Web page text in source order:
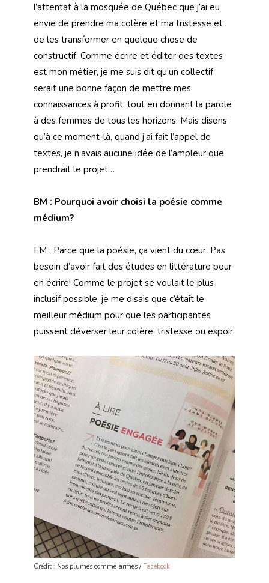
l’attentat à la mosquée de Québec que j’ai eu
envie de prendre ma colère et ma tristesse et
de les transformer en quelque chose de
constructif. Comme écrire et éditer des textes
est mon métier, je me suis dit qu’un collectif
serait une bonne façon de mettre mes
connaissances à profit, tout en donnant la parole
à des femmes de tous les horizons. Mais disons
qu’à ce moment-là, quand j’ai fait l’appel de
textes, je n’avais aucune idée de l’ampleur que
prendrait le projet…
BM : Pourquoi avoir choisi la poésie comme
médium?
EM : Parce que la poésie, ça vient du cœur. Pas
besoin d’avoir fait des études en littérature pour
en écrire! Comme le projet se voulait le plus
inclusif possible, je me disais que c’était le
meilleur médium pour que les participantes
puissent déverser leur colère, tristesse ou espoir.
Crédit : Nos plumes comme armes / Facebook